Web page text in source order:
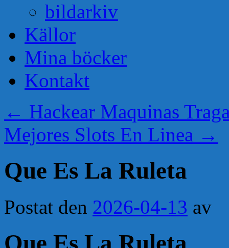
bildarkiv
Källor
Mina böcker
Kontakt
← Hackear Maquinas
Mejores Slots En Linea →
Que Es La Ruleta
Postat den 2026-04-13 av